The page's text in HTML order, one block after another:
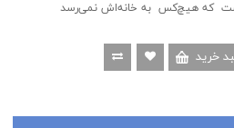
که هیچ‌کس به خانه‌اش نمی‌رسد